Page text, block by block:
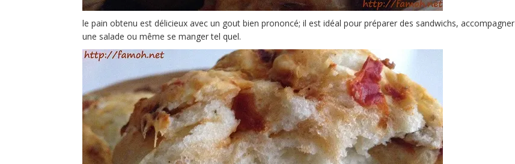
le pain obtenu est délicieux avec un gout bien prononcé; il est idéal pour préparer des sandwichs, accompagner
une salade ou même se manger tel quel.